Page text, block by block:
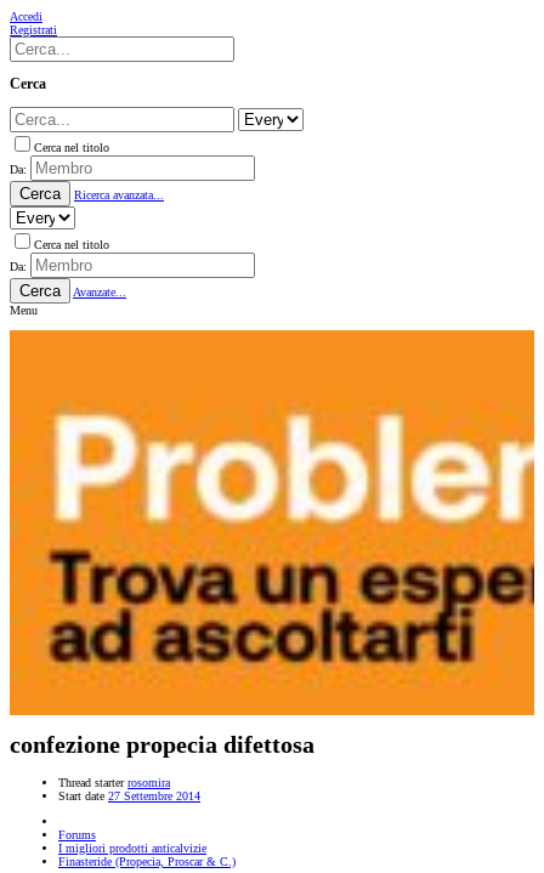
Accedi
Registrati
Cerca
Cerca nel titolo
Da:
Cerca Ricerca avanzata...
Cerca nel titolo
Da:
Cerca
Avanzate...
Menu
confezione propecia difettosa
Thread starter rosomira
Start date 27 Settembre 2014
Forums
I migliori prodotti anticalvizie
Finasteride (Propecia, Proscar & C.)